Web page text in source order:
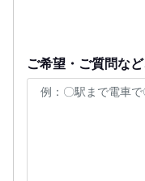
ご希望・ご質問な